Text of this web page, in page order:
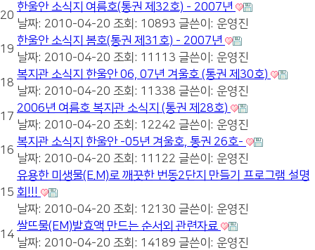
20
한울안 소식지 여름호(통권 제32호) - 2007년
날짜: 2010-04-20 조회: 10893 글쓴이: 운영진
19
한울안 소식지 봄호(통권 제31호) - 2007년
날짜: 2010-04-20 조회: 11113 글쓴이: 운영진
18
복지관 소식지 한울안 06, 07년 겨울호 (통권 제30호)
날짜: 2010-04-20 조회: 11338 글쓴이: 운영진
17
2006년 여름호 복지관 소식지 (통권 제28호)
날짜: 2010-04-20 조회: 12242 글쓴이: 운영진
16
복지관 소식지 한울안 -05년 겨울호, 통권 26호-
날짜: 2010-04-20 조회: 11122 글쓴이: 운영진
15
유용한 미생물(E.M)로 깨끗한 번동2단지 만들기 프로그램 설명
회!!!
날짜: 2010-04-20 조회: 12130 글쓴이: 운영진
14
쌀뜨물(EM)발효액 만드는 순서외 관련자료
날짜: 2010-04-20 조회: 14189 글쓴이: 운영진